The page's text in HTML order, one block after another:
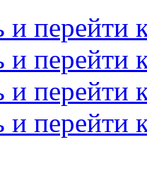
и перейти
перейти
и перейти
и перейти